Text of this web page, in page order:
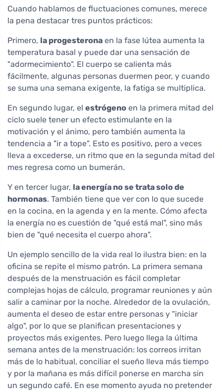
Cuando hablamos de fluctuaciones comunes, merece
la pena destacar tres puntos prácticos:
Primero, la progesterona en la fase lútea aumenta la
temperatura basal y puede dar una sensación de
"adormecimiento". El cuerpo se calienta más
fácilmente, algunas personas duermen peor, y cuando
se suma una semana exigente, la fatiga se multiplica.
En segundo lugar, el estrógeno en la primera mitad del
ciclo suele tener un efecto estimulante en la
motivación y el ánimo, pero también aumenta la
tendencia a "ir a tope". Esto es positivo, pero a veces
lleva a excederse, un ritmo que en la segunda mitad del
mes regresa como un bumerán.
Y en tercer lugar, la energía no se trata solo de
hormonas. También tiene que ver con lo que sucede
en la cocina, en la agenda y en la mente. Cómo afecta
la energía no es cuestión de "qué está mal", sino más
bien de "qué necesita el cuerpo ahora".
Un ejemplo sencillo de la vida real lo ilustra bien: en la
oficina se repite el mismo patrón. La primera semana
después de la menstruación es fácil completar
complejas hojas de cálculo, programar reuniones y aún
salir a caminar por la noche. Alrededor de la ovulación,
aumenta el deseo de estar entre personas y "iniciar
algo", por lo que se planifican presentaciones y
proyectos más exigentes. Pero luego llega la última
semana antes de la menstruación: los correos irritan
más de lo habitual, conciliar el sueño lleva más tiempo
y por la mañana es más difícil ponerse en marcha sin
un segundo café. En ese momento ayuda no pretender